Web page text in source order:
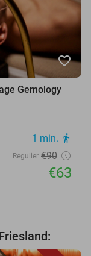
favorite_border
Gemology
1 min. directions_walk
Regulier €90
€63